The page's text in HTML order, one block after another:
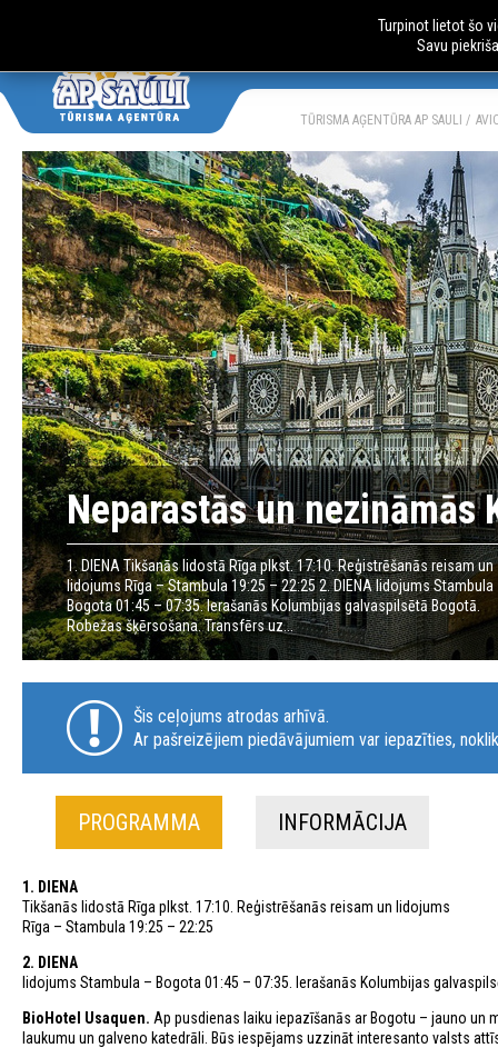
AUTOBUSU
TŪRISMA AĢENTŪRA AP SAULI
Neparastās un nezināmās
1. DIENA Tikšanās lidostā Rīga plkst. 17:10. Reģistrēšanās reisam un
lidojums Rīga – Stambula 19:25 – 22:25 2. DIENA lidojums Stambula
Bogota 01:45 – 07:35. Ierašanās Kolumbijas galvaspilsētā Bogotā.
Robežas šķērsošana. Transfērs uz...
Šis ceļojums atrodas arhīvā.
Ar pašreizējiem piedāvājumiem var iepazīties,
PROGRAMMA INFORMĀCIJA
1. DIENA
Tikšanās lidostā Rīga plkst. 17:10. Reģistrēšanās reisam un lidojums
Rīga – Stambula 19:25 – 22:25
2. DIENA
lidojums Stambula – Bogota 01:45 – 07:35. Ierašanās Kolumbijas
BioHotel Usaquen. Ap pusdienas laiku iepazīšanās ar Bogotu – jauno
laukumu un galveno katedrāli. Būs iespējams uzzināt interesanto valsts
Turpinot lietot šo
Savu